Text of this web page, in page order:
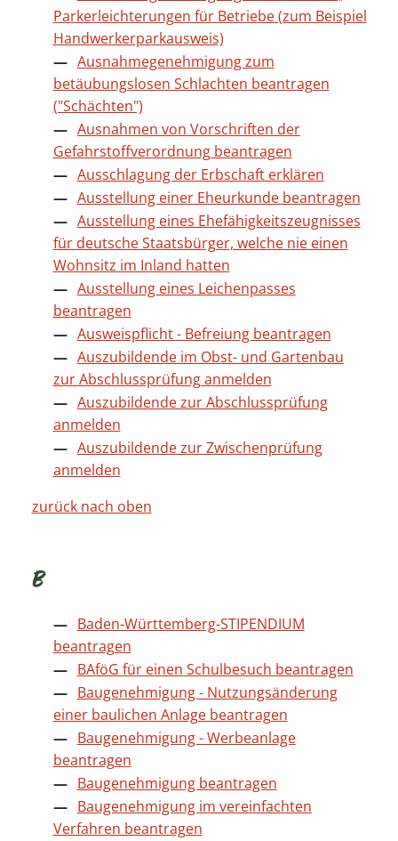
Parkerleichterungen für Betriebe (zum Beispiel
Handwerkerparkausweis)
Ausnahmegenehmigung zum
betäubungslosen Schlachten beantragen
("Schächten")
Ausnahmen von Vorschriften der
Gefahrstoffverordnung beantragen
Ausschlagung der Erbschaft erklären
Ausstellung einer Eheurkunde beantragen
Ausstellung eines Ehefähigkeitszeugnisses
für deutsche Staatsbürger, welche nie einen
Wohnsitz im Inland hatten
Ausstellung eines Leichenpasses
beantragen
Ausweispflicht - Befreiung beantragen
Auszubildende im Obst- und Gartenbau
zur Abschlussprüfung anmelden
Auszubildende zur Abschlussprüfung
anmelden
Auszubildende zur Zwischenprüfung
anmelden
zurück nach oben
B
Baden-Württemberg-STIPENDIUM
beantragen
BAföG für einen Schulbesuch beantragen
Baugenehmigung - Nutzungsänderung
einer baulichen Anlage beantragen
Baugenehmigung - Werbeanlage
beantragen
Baugenehmigung beantragen
Baugenehmigung im vereinfachten
Verfahren beantragen